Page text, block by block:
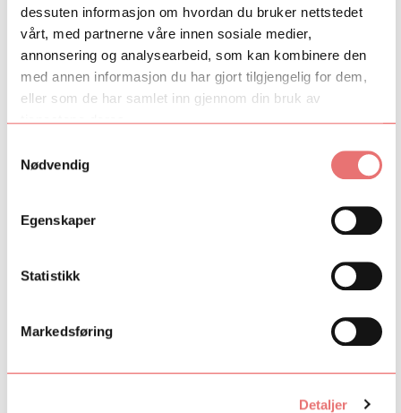
dessuten informasjon om hvordan du bruker nettstedet
vårt, med partnerne våre innen sosiale medier,
annonsering og analysearbeid, som kan kombinere den
med annen informasjon du har gjort tilgjengelig for dem,
eller som de har samlet inn gjennom din bruk av
tjenestene deres.
Nødvendig
Egenskaper
Statistikk
Markedsføring
Detaljer
Musiker
Kostymedesigner
Cecilie Lindeman Steen
Mentor
Se hele programmet for
her.
Growher.